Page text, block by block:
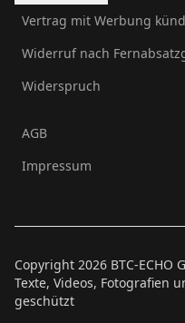
Vertrag mit Werbung
Widerruf nach
Widerspruch
AGB
Impressum
Copyright 2026 BTC-
Texte, Videos, Fotografien
geschützt